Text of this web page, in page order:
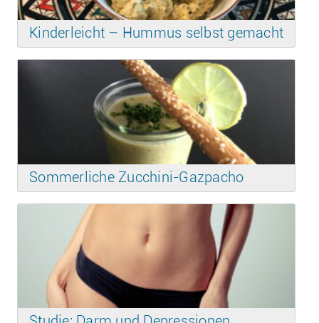
Kinderleicht – Hummus selbst gemacht
Sommerliche Zucchini-Gazpacho